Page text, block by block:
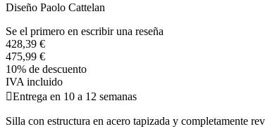
Diseño Paolo Cattelan
Se el primero en escribir una reseña
428,39 €
475,99 €
10% de descuento
IVA incluido
Entrega en 10 a 12 semanas
Silla con estructura en acero tapizada y completamente